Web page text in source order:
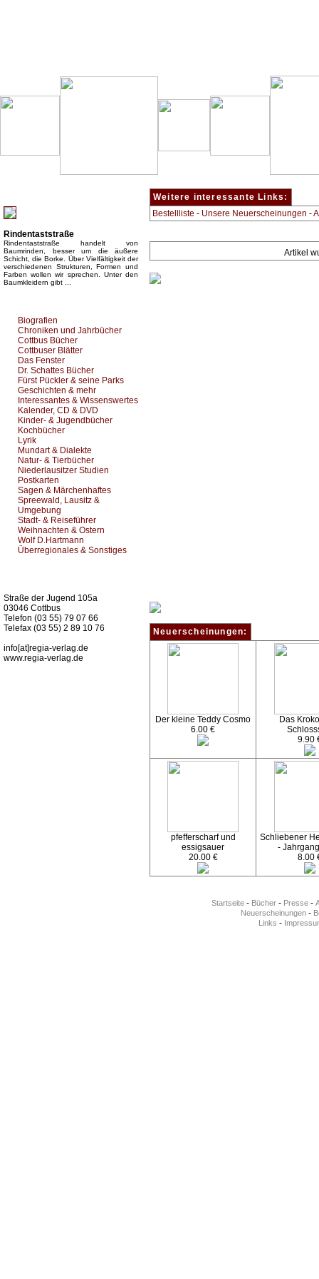
Rindentaststraße
Rindentaststraße handelt von
Baumrinden, besser um die äußere
Schicht, die Borke. Über Vielfältigkeit der
verschiedenen Strukturen, Formen und
Farben wollen wir sprechen. Unter den
Baumkleidern gibt ...
Biografien
Chroniken und Jahrbücher
Cottbus Bücher
Cottbuser Blätter
Das Fenster
Dr. Schattes Bücher
Fürst Pückler & seine Parks
Geschichten & mehr
Interessantes & Wissenswertes
Kalender, CD & DVD
Kinder- & Jugendbücher
Kochbücher
Lyrik
Mundart & Dialekte
Natur- & Tierbücher
Niederlausitzer Studien
Postkarten
Sagen & Märchenhaftes
Spreewald, Lausitz &
Umgebung
Stadt- & Reiseführer
Weihnachten & Ostern
Wolf D.Hartmann
Überregionales & Sonstiges
Straße der Jugend 105a
03046 Cottbus
Telefon (03 55) 79 07 66
Telefax (03 55) 2 89 10 76
info[at]regia-verlag.de
www.regia-verlag.de
Weitere interessante Links:
Bestellliste - Unsere Neuerscheinungen -
Artikel
Neuerscheinungen:
Der kleine Teddy Cosmo
6.00 €
Das
9.90
pfefferscharf und
essigsauer
20.00 €
Schliebener
-
8.00
Startseite - Bücher - Presse -
Neuerscheinungen-
Links -